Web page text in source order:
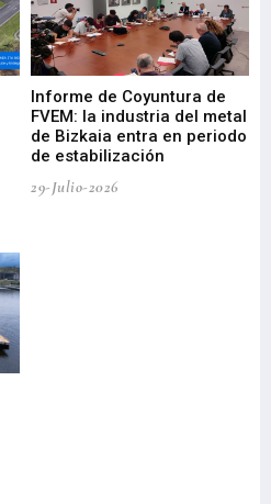
Informe de Coyuntura de
FVEM: la industria del metal
de Bizkaia entra en periodo
de estabilización
29-Julio-2026